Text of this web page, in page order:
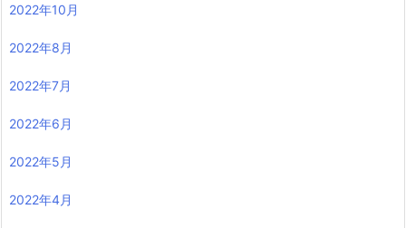
2022年10月
2022年8月
2022年7月
2022年6月
2022年5月
2022年4月